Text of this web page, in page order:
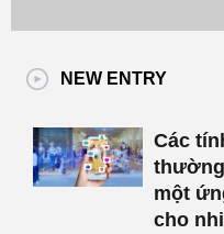
NEW ENTRY
Các
một
cho